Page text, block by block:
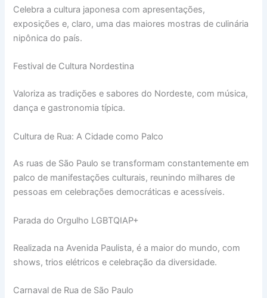
Celebra a cultura japonesa com apresentações,
exposições e, claro, uma das maiores mostras de culinária
nipônica do país.
Festival de Cultura Nordestina
Valoriza as tradições e sabores do Nordeste, com música,
dança e gastronomia típica.
Cultura de Rua: A Cidade como Palco
As ruas de São Paulo se transformam constantemente em
palco de manifestações culturais, reunindo milhares de
pessoas em celebrações democráticas e acessíveis.
Parada do Orgulho LGBTQIAP+
Realizada na Avenida Paulista, é a maior do mundo, com
shows, trios elétricos e celebração da diversidade.
Carnaval de Rua de São Paulo